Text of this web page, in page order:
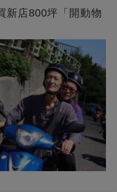
新店800坪「開動物